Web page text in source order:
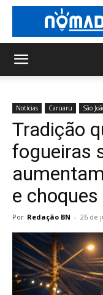
Notícias Caruaru São
Tradição
fogueiras
e choques
Por Redação BN - 26 de